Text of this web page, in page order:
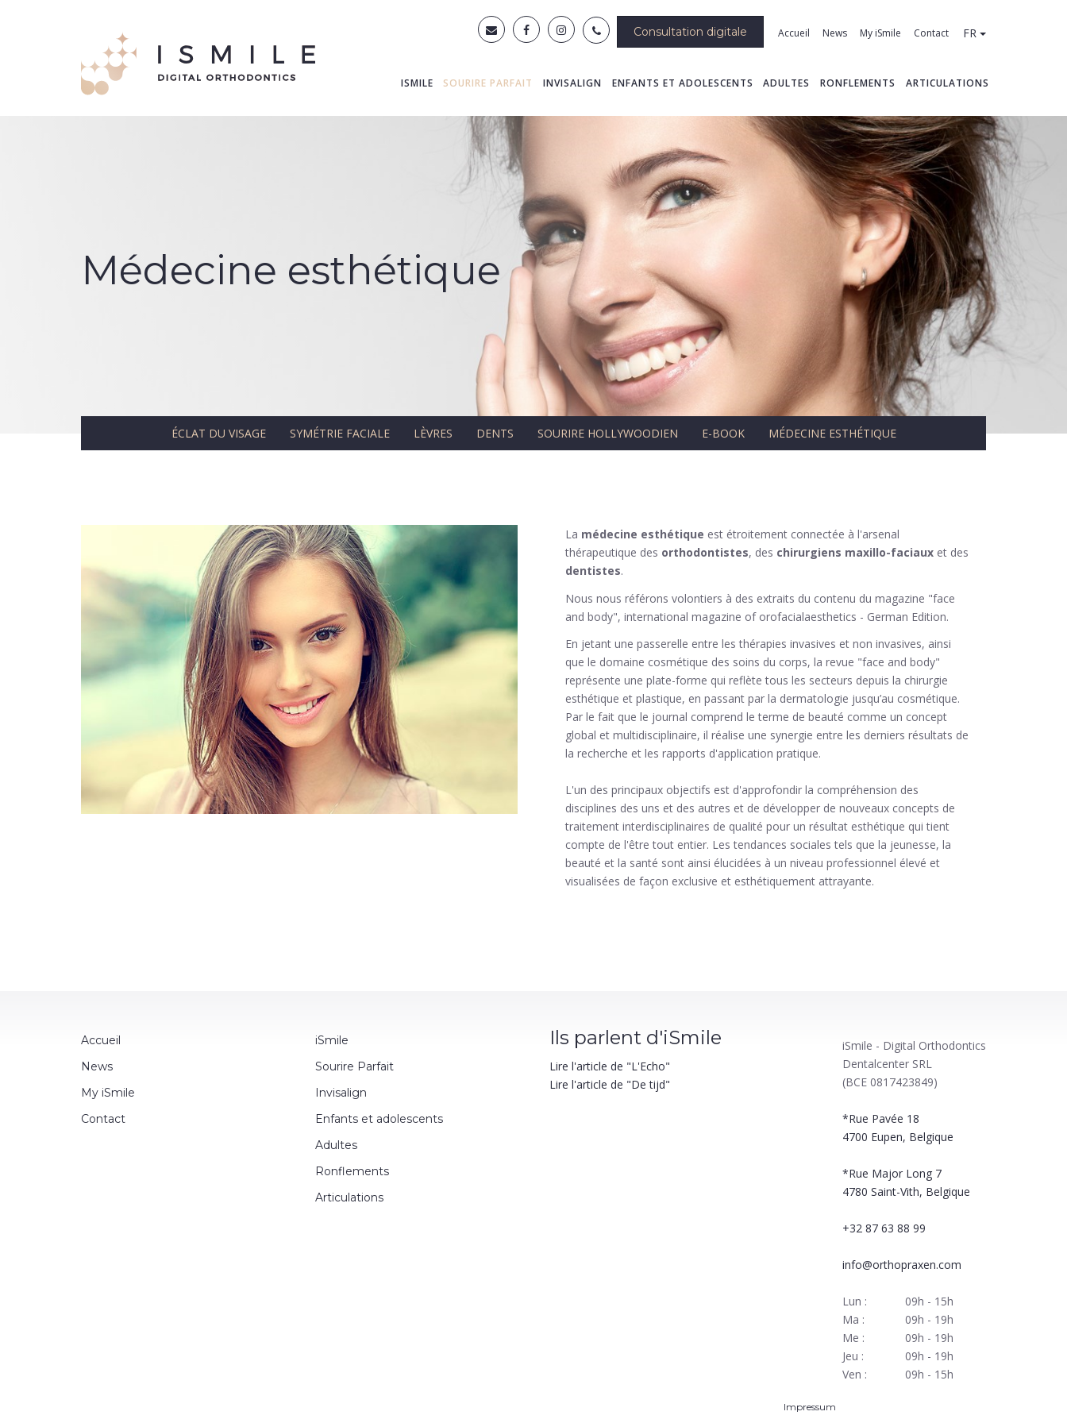
Consultation digitale FR
Accueil News My iSmile Contact
ISMILE SOURIRE PARFAIT INVISALIGN ENFANTS ET ADOLESCENTS ADULTES RONFLEMENTS ARTICULATIONS
Médecine esthétique
ÉCLAT DU VISAGE SYMÉTRIE FACIALE LÈVRES DENTS SOURIRE HOLLYWOODIEN E-BOOK MÉDECINE ESTHÉTIQUE
La médecine esthétique est étroitement connectée à l'arsenal
thérapeutique des orthodontistes, des chirurgiens maxillo-faciaux et des
dentistes.
Nous nous référons volontiers à des extraits du contenu du magazine "face
and body", international magazine of orofacialaesthetics - German Edition.
En jetant une passerelle entre les thérapies invasives et non invasives, ainsi
que le domaine cosmétique des soins du corps, la revue "face and body"
représente une plate-forme qui reflète tous les secteurs depuis la chirurgie
esthétique et plastique, en passant par la dermatologie jusqu’au cosmétique.
Par le fait que le journal comprend le terme de beauté comme un concept
global et multidisciplinaire, il réalise une synergie entre les derniers résultats de
la recherche et les rapports d'application pratique.
L'un des principaux objectifs est d'approfondir la compréhension des
disciplines des uns et des autres et de développer de nouveaux concepts de
traitement interdisciplinaires de qualité pour un résultat esthétique qui tient
compte de l'être tout entier. Les tendances sociales tels que la jeunesse, la
beauté et la santé sont ainsi élucidées à un niveau professionnel élevé et
visualisées de façon exclusive et esthétiquement attrayante.
Accueil
News
My iSmile
Contact
iSmile
Sourire Parfait
Invisalign
Enfants et adolescents
Adultes
Ronflements
Articulations
Ils parlent d'iSmile
Lire l'article de "L'Echo"
Lire l'article de "De tijd"
iSmile - Digital Orthodontics
Dentalcenter SRL
(BCE 0817423849)
*Rue Pavée 18
4700 Eupen, Belgique
*Rue Major Long 7
4780 Saint-Vith, Belgique
+32 87 63 88 99
info@orthopraxen.com
Lun :
09h - 15h
Ma :
09h - 19h
Me :
09h - 19h
Jeu :
09h - 19h
Ven :
09h - 15h
Impressum